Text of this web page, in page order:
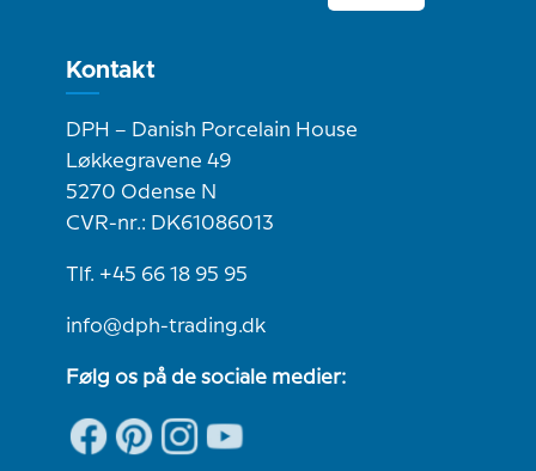
Kontakt
DPH – Danish Porcelain House
Løkkegravene 49
5270 Odense N
CVR-nr.: DK61086013
Tlf. +45 66 18 95 95
info@dph-trading.dk
Følg os på de sociale medier: